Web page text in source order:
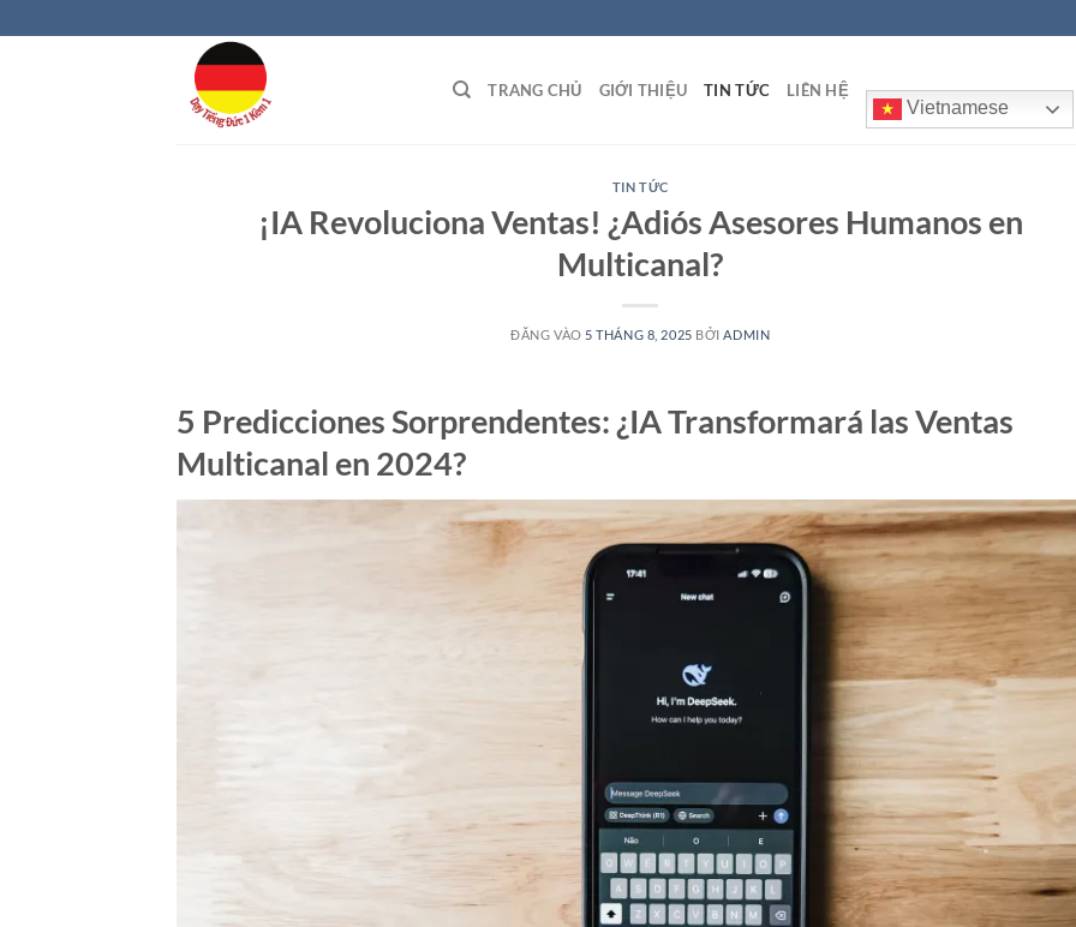
qua
TRANG CHỦ GIỚI THIỆU TIN TỨC LIÊN HỆ
Vietnamese
TIN TỨC
¡IA Revoluciona Ventas! ¿Adiós Asesores Humanos en
Multicanal?
ĐĂNG VÀO 5 THÁNG 8, 2025 BỞI ADMIN
5 Predicciones Sorprendentes: ¿IA Transformará las Ventas
Multicanal en 2024?